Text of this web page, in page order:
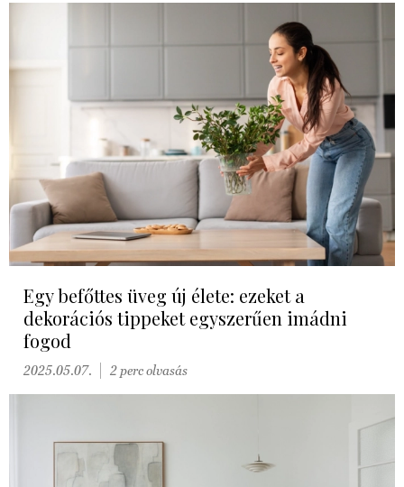
Egy befőttes üveg új élete: ezeket a
dekorációs tippeket egyszerűen imádni
fogod
2025.05.07. 2 perc olvasás